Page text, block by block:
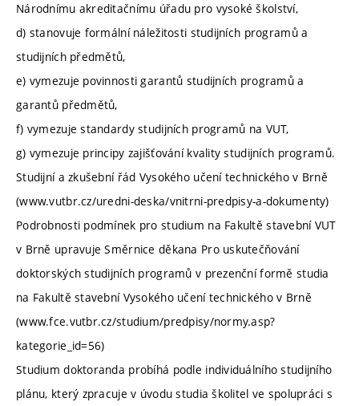
Národnímu akreditačnímu úřadu pro vysoké školství,
d) stanovuje formální náležitosti studijních programů a
studijních předmětů,
e) vymezuje povinnosti garantů studijních programů a
garantů předmětů,
f) vymezuje standardy studijních programů na VUT,
g) vymezuje principy zajišťování kvality studijních programů.
Studijní a zkušební řád Vysokého učení technického v Brně
(www.vutbr.cz/uredni-deska/vnitrni-predpisy-a-dokumenty)
Podrobnosti podmínek pro studium na Fakultě stavební VUT
v Brně upravuje Směrnice děkana Pro uskutečňování
doktorských studijních programů v prezenční formě studia
na Fakultě stavební Vysokého učení technického v Brně
(www.fce.vutbr.cz/studium/predpisy/normy.asp?
kategorie_id=56)
Studium doktoranda probíhá podle individuálního studijního
plánu, který zpracuje v úvodu studia školitel ve spolupráci s